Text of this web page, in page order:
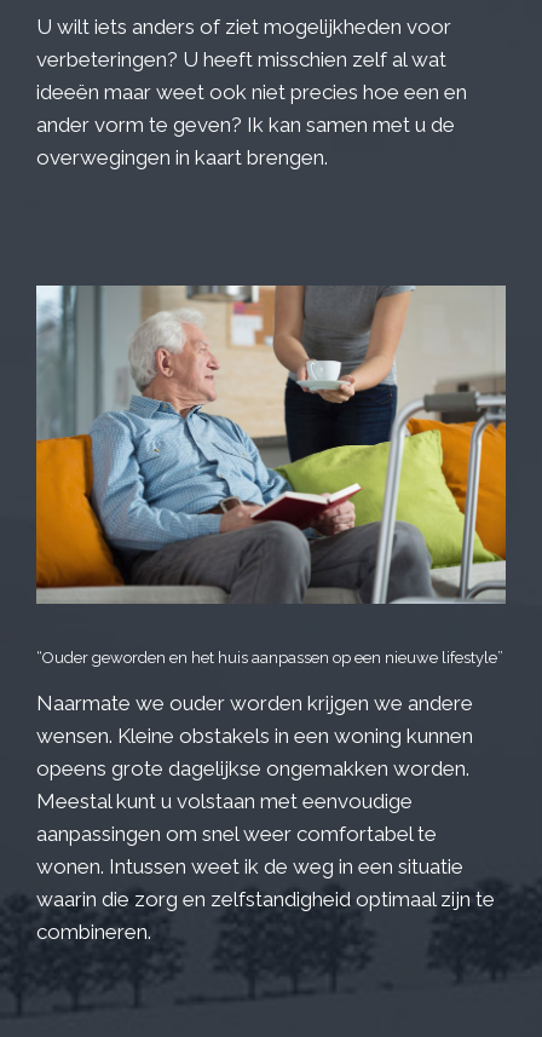
U wilt iets anders of ziet mogelijkheden voor
verbeteringen? U heeft misschien zelf al wat
ideeën maar weet ook niet precies hoe een en
ander vorm te geven? Ik kan samen met u de
overwegingen in kaart brengen.
“Ouder geworden en het huis aanpassen op een nieuwe lifestyle”
Naarmate we ouder worden krijgen we andere
wensen. Kleine obstakels in een woning kunnen
opeens grote dagelijkse ongemakken worden.
Meestal kunt u volstaan met eenvoudige
aanpassingen om snel weer comfortabel te
wonen. Intussen weet ik de weg in een situatie
waarin die zorg en zelfstandigheid optimaal zijn te
combineren.